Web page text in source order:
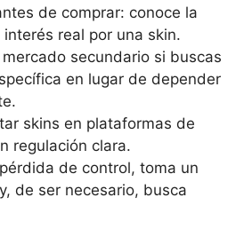
de comprar: conoce la
interés real por una skin.
secundario si buscas
en lugar de depender
skins en plataformas de
regulación clara.
de control, toma un
de ser necesario, busca